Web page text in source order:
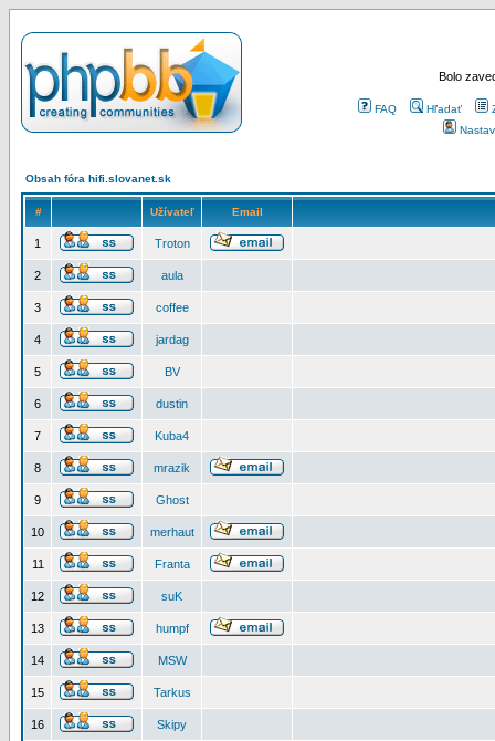
Bolo
FAQ Hľadať
Obsah fóra hifi.slovanet.sk
# Užívateľ Email
1 Troton
2 aula
3 coffee
4 jardag
5 BV
6 dustin
7 Kuba4
8 mrazik
9 Ghost
10 merhaut
11 Franta
12 suK
13 humpf
14 MSW
15 Tarkus
16 Skipy